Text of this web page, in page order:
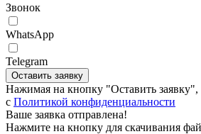
Звонок
WhatsApp
Telegram
Оставить заявку
Нажимая на кнопку "Оставить заявку",
c Политикой конфиденциальности
Ваше заявка отправлена!
Нажмите на кнопку для скачивания